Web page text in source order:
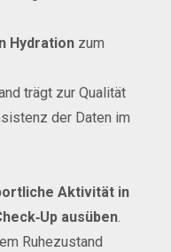
Hydration zum
trägt zur Qualität
der Daten im
Aktivität in
ausüben.
Ruhezustand